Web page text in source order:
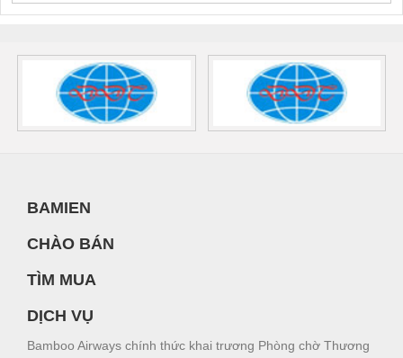
BAMIEN
CHÀO BÁN
TÌM MUA
DỊCH VỤ
Bamboo Airways chính thức khai trương Phòng chờ Thương